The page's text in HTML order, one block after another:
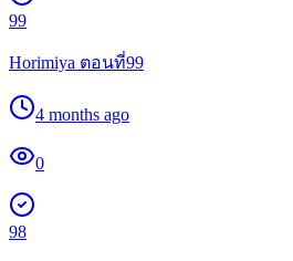
99
Horimiya ตอนที่99
4 months ago
0
98